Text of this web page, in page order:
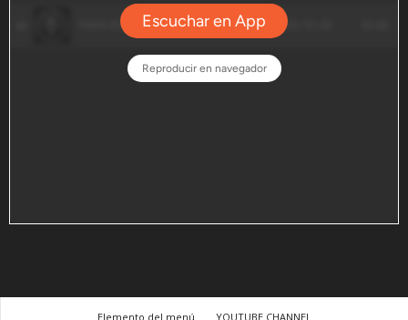
Elemento del menú YOUTUBE CHANNEL